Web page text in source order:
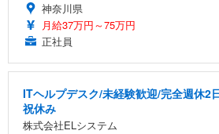
神奈川県
月給37万円～75万円
正社員
ITヘルプデスク/未経験歓迎/完全週休2
祝休み
株式会社ELシステム